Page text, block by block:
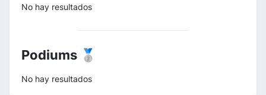
No hay resultados
Podiums 🥈
No hay resultados